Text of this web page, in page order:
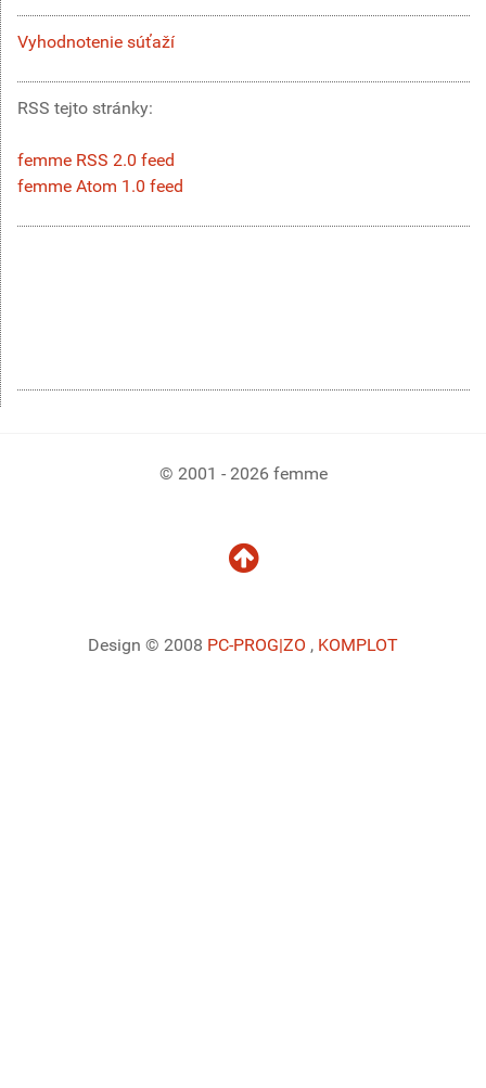
Vyhodnotenie súťaží
RSS tejto stránky:
femme RSS 2.0 feed
femme Atom 1.0 feed
© 2001 - 2026 femme
Design © 2008 PC-PROG|ZO , KOMPLOT